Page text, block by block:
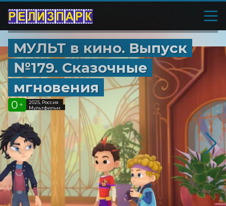
МУЛЬТ в кино. Выпуск
№179. Сказочные
мгновения
0 +
2025, Россия
Мультфильм